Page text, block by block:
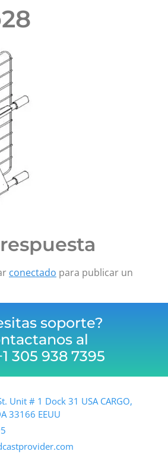
conectado para publicar un
soporte?
al
305 938 7395
Unit # 1 Dock 31 USA CARGO,
33166 EEUU